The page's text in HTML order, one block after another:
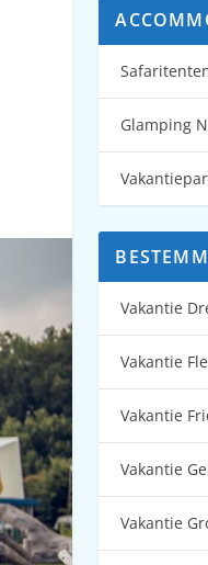
Glamping
Vakantie
Vakantie
Vakantie
Vakantie
Vakantie